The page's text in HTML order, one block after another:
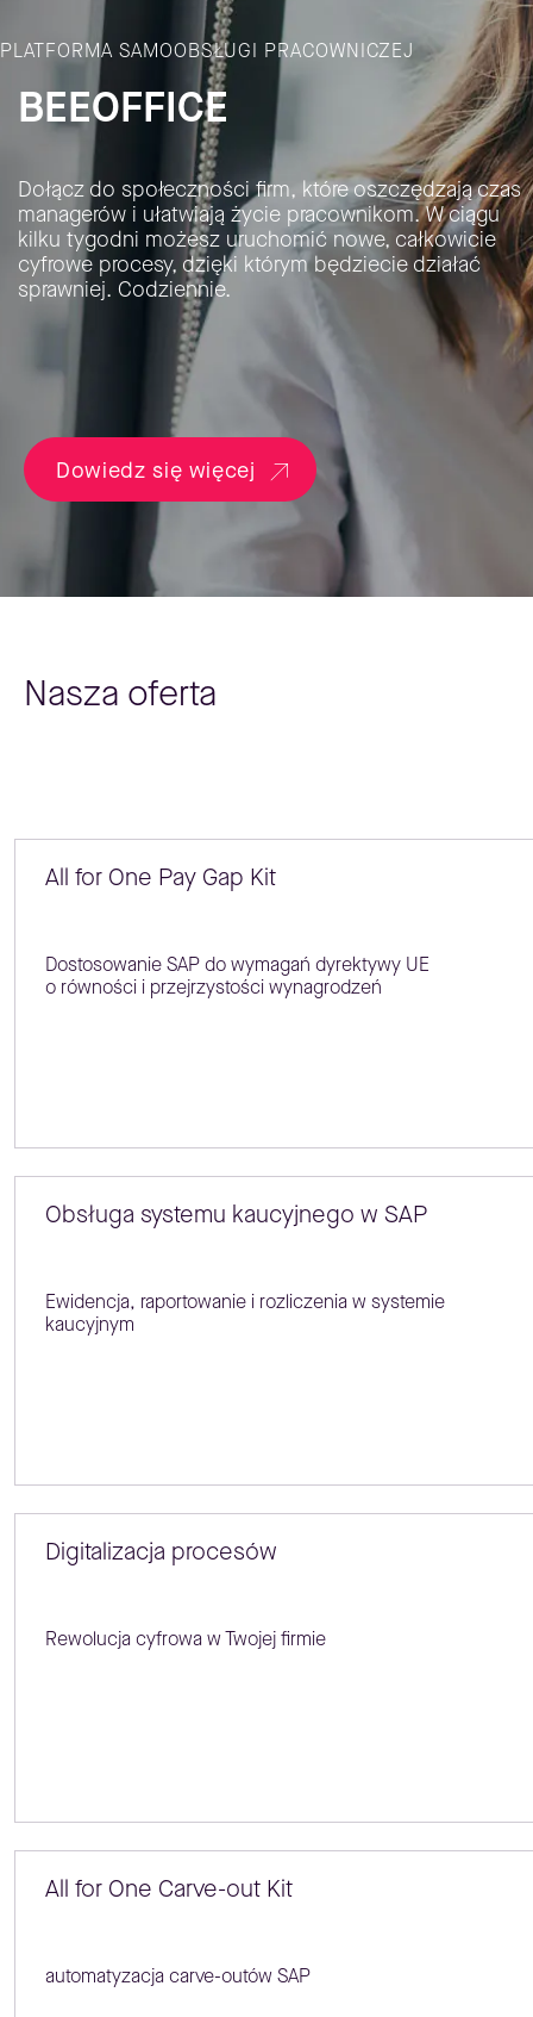
PLATFORMA SAMOOBSŁUGI PRACOWNICZEJ
BEEOFFICE
Dołącz do społeczności firm, które oszczędzają czas
managerów i ułatwiają życie pracownikom. W ciągu
kilku tygodni możesz uruchomić nowe, całkowicie
cyfrowe procesy, dzięki którym będziecie działać
sprawniej. Codziennie.
Dowiedz się więcej
Nasza oferta
All for One Pay Gap Kit
Dostosowanie SAP do wymagań dyrektywy UE
o równości i przejrzystości wynagrodzeń
Obsługa systemu kaucyjnego w SAP
Ewidencja, raportowanie i rozliczenia w systemie
kaucyjnym
Digitalizacja procesów
Rewolucja cyfrowa w Twojej firmie
All for One Carve-out Kit
automatyzacja carve-outów SAP